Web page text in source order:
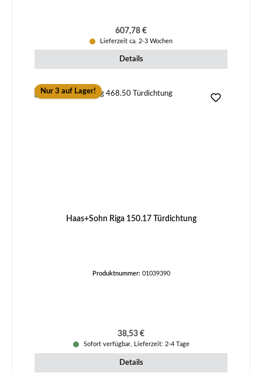
Regulärer Preis:
607,78 €
Lieferzeit ca. 2-3 Wochen
Details
Nur 3 auf Lager!
Haas+Sohn Riga 150.17 Türdichtung
Produktnummer: 01039390
Regulärer Preis:
38,53 €
Sofort verfügbar, Lieferzeit: 2-4 Tage
Details